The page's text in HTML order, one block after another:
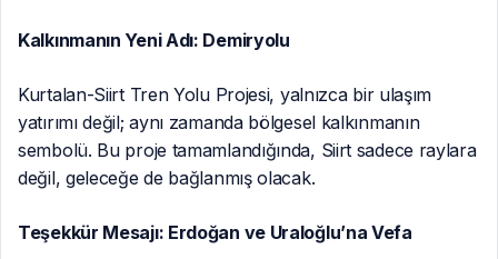
Kalkınmanın Yeni Adı: Demiryolu
Kurtalan-Siirt Tren Yolu Projesi, yalnızca bir ulaşım
yatırımı değil; aynı zamanda bölgesel kalkınmanın
sembolü. Bu proje tamamlandığında, Siirt sadece raylara
değil, geleceğe de bağlanmış olacak.
Teşekkür Mesajı: Erdoğan ve Uraloğlu’na Vefa